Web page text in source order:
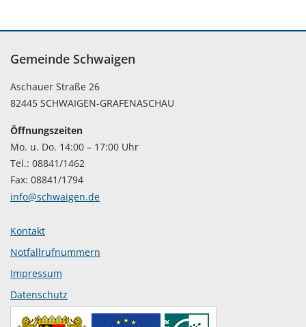
Gemeinde Schwaigen
Aschauer Straße 26
82445 SCHWAIGEN-GRAFENASCHAU
Öffnungszeiten
Mo. u. Do. 14:00 – 17:00 Uhr
Tel.: 08841/1462
Fax: 08841/1794
info@schwaigen.de
Kontakt
Notfallrufnummern
Impressum
Datenschutz